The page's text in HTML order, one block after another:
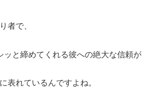
者で、
ッと締めてくれる彼への絶大な信頼が
表れているんですよね。